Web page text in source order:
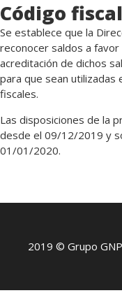
Código
Se establece que la
reconocer saldos a
acreditación de dichos
para que sean utilizadas
fiscales.
Las disposiciones de la
desde el 09/12/2019 y
01/01/2020.
2019 © Grupo